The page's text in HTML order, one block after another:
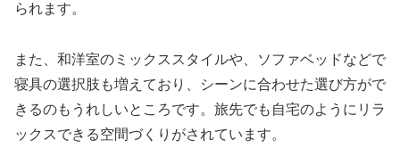
られます。
また、和洋室のミックススタイルや、ソファベッドなどで
寝具の選択肢も増えており、シーンに合わせた選び方がで
きるのもうれしいところです。旅先でも自宅のようにリラ
ックスできる空間づくりがされています。